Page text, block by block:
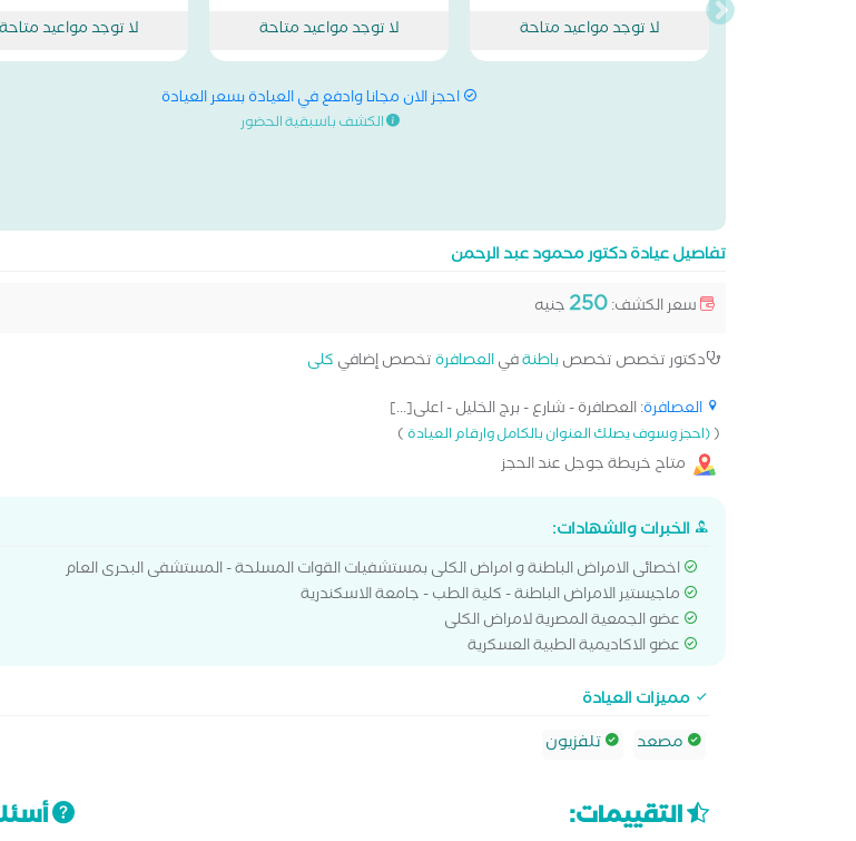
لا توجد مواعيد متاحة لا توجد مواعيد متاحة لا توجد مواعيد متاحة
احجز الان مجانا وادفع في العيادة بسعر العيادة
الكشف باسبقية الحضور
تفاصيل عيادة دكتور محمود عبد الرحمن
سعر الكشف:250جنيه
دكتور تخصص تخصصباطنةفيالعصافرة تخصص إضافي كلى
العصافرة: العصافرة - شارع - برج الخليل - اعلى[...]
((احجز وسوف يصلك العنوان بالكامل وارقام العيادة)
متاح خريطة جوجل عند الحجز
الخبرات والشهادات:
اخصائى الامراض الباطنة و امراض الكلى بمستشفيات القوات المسلحة - المستشفى البحرى العام
ماجيستير الامراض الباطنة - كلية الطب - جامعة الاسكندرية
عضو الجمعية المصرية لامراض الكلى
عضو الاكاديمية الطبية العسكرية
مميزات العيادة
مصعد
تلفزيون
التقييمات: